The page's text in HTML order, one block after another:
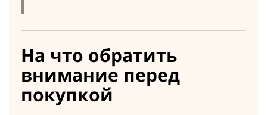
На что обратить
внимание перед
покупкой